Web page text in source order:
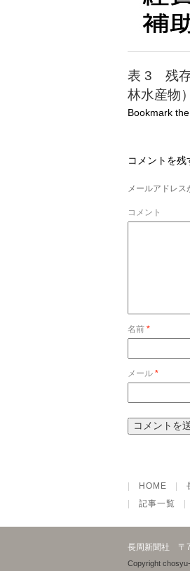
表 3 残存
林水産物
Bookmark the
コメントを残
メールアドレス
コメント
名前 *
メール *
HOME |
|記事一覧
長周新聞社 〒
Copyright